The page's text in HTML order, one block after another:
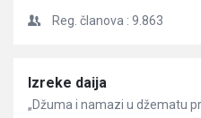
Reg. članova : 9.863
Članci
Izreke daija
„Džuma i namazi u džematu